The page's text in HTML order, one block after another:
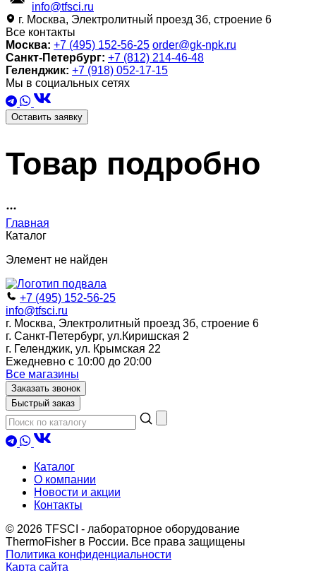
info@tfsci.ru
г. Москва, Электролитный проезд 3б, строение 6
Все контакты
Москва: +7 (495) 152-56-25 order@gk-npk.ru
Санкт-Петербург: +7 (812) 214-46-48
Геленджик: +7 (918) 052-17-15
Мы в социальных сетях
Оставить заявку
Товар подробно
Главная
Каталог
Элемент не найден
+7 (495) 152-56-25
info@tfsci.ru
г. Москва, Электролитный проезд 3б, строение 6
г. Санкт-Петербург, ул.Киришская 2
г. Геленджик, ул. Крымская 22
Ежедневно с 10:00 до 20:00
Все магазины
Заказать звонок
Быстрый заказ
Каталог
О компании
Новости и акции
Контакты
© 2026 TFSCI - лабораторное оборудование
ThermoFisher в России. Все права защищены
Политика конфиденциальности
Карта сайта